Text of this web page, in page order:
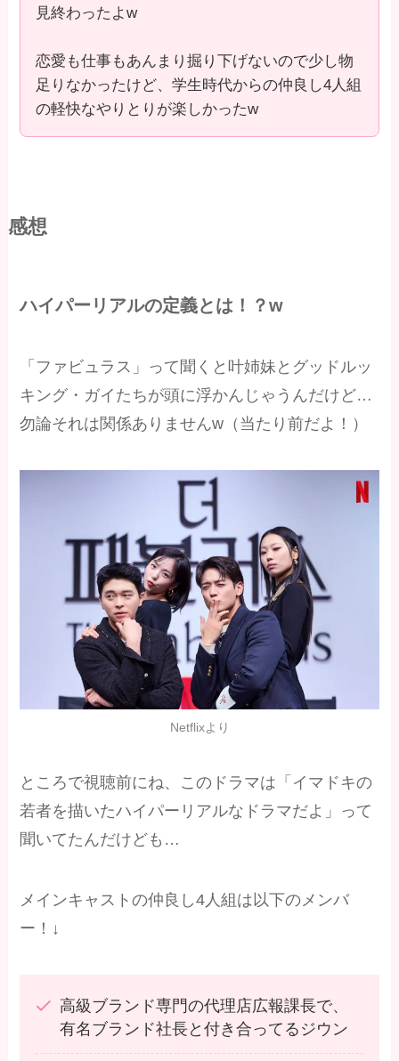
見終わったよw
恋愛も仕事もあんまり掘り下げないので少し物
足りなかったけど、学生時代からの仲良し4人組
の軽快なやりとりが楽しかったw
感想
ハイパーリアルの定義とは！？w
「ファビュラス」って聞くと叶姉妹とグッドルッ
キング・ガイたちが頭に浮かんじゃうんだけど…
勿論それは関係ありませんw（当たり前だよ！）
Netflixより
ところで視聴前にね、このドラマは「イマドキの
若者を描いたハイパーリアルなドラマだよ」って
聞いてたんだけども…
メインキャストの仲良し4人組は以下のメンバ
ー！↓
高級ブランド専門の代理店広報課長で、
有名ブランド社長と付き合ってるジウン